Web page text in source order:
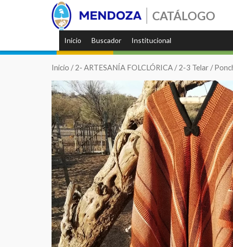
CATÁLOGO
Inicio Buscador Institucional
Inicio /2- ARTESANÍA FOLCLÓRICA /2-3 Telar /